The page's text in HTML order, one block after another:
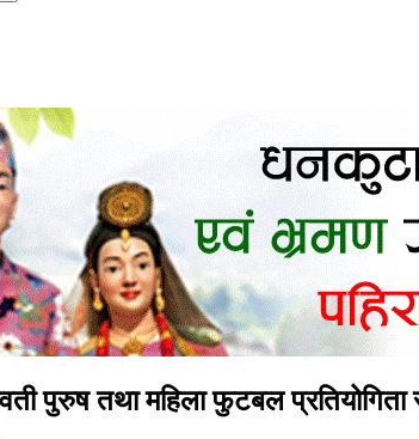
पुरुष तथा महिला फुटबल